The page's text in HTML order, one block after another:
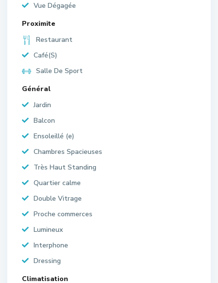
Vue Dégagée
Proximite
Restaurant
Café(S)
Salle De Sport
Général
Jardin
Balcon
Ensoleillé (e)
Chambres Spacieuses
Très Haut Standing
Quartier calme
Double Vitrage
Proche commerces
Lumineux
Interphone
Dressing
Climatisation